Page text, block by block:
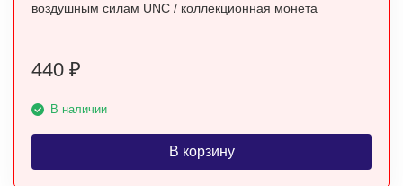
воздушным силам UNC / коллекционная монета
440 ₽
В наличии
В корзину